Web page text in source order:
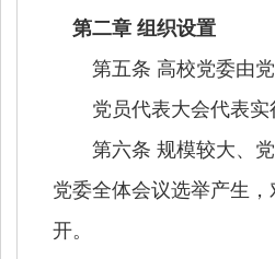
第二章 组织设置
第五条 高校党委由党
党员代表大会代表实
第六条 规模较大、党
党委全体会议选举产生
开。